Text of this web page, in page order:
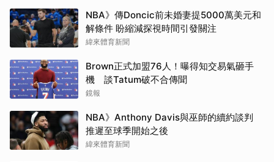
NBA》傳Doncic前未婚妻提5000萬美元和
解條件 盼縮減探視時間引發關注
緯來體育新聞
Brown正式加盟76人！曝得知交易氣砸手
機 談Tatum破不合傳聞
鏡報
NBA》Anthony Davis與巫師的續約談判
推遲至球季開始之後
緯來體育新聞